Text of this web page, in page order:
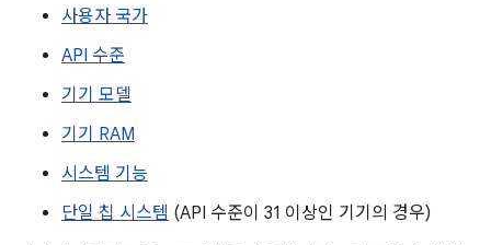
사용자 국가
API 수준
기기 모델
기기 RAM
시스템 기능
단일 칩 시스템 (API 수준이 31 이상인 기기의 경우)